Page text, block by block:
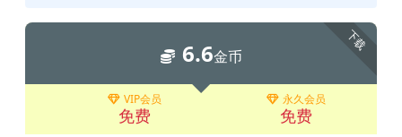
下载
6.6金币
VIP会员
免费
永久会员
免费